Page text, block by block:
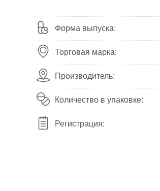
Форма выпуска:
Торговая марка:
Производитель:
Количество в упаковке:
Регистрация: